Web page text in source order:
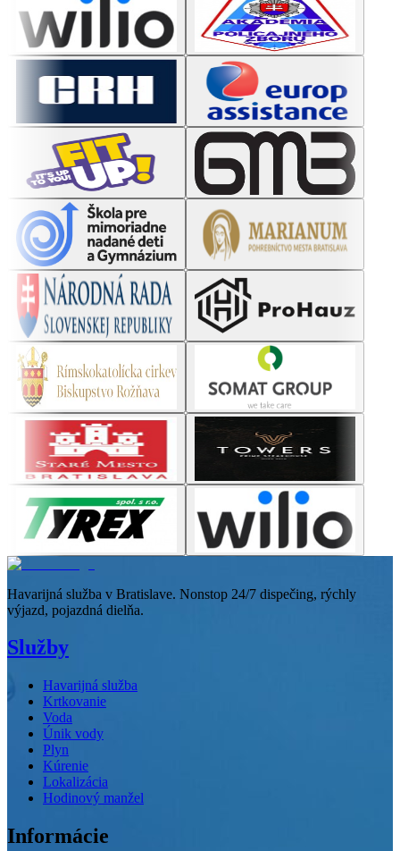
Havarijná služba v Bratislave. Nonstop 24/7 dispečing, rýchly
výjazd, pojazdná dielňa.
Služby
Havarijná služba
Krtkovanie
Voda
Únik vody
Plyn
Kúrenie
Lokalizácia
Hodinový manžel
Informácie